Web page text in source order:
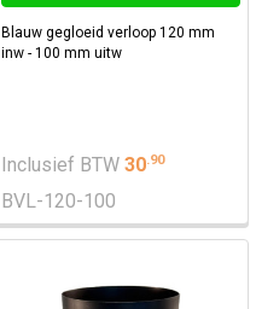
Blauw gegloeid verloop 120 mm
inw - 100 mm uitw
Inclusief BTW 30.90
BVL-120-100